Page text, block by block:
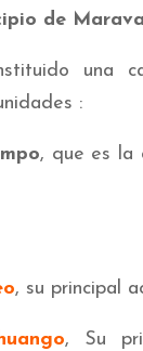
de
una
:
, que es la
, su principal
, Su